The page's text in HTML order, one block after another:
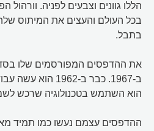
הללו גוונים וצבעים לפניה. וורהול
בכל העולם והעצים את המיתוס
בתבל.
את ההדפסים המפורסמים שלו
ב-1967. כבר ב-
הוא השתמש בטכנולוגיה שרכש
ההדפסים עצמם נעשו כמו תמיד